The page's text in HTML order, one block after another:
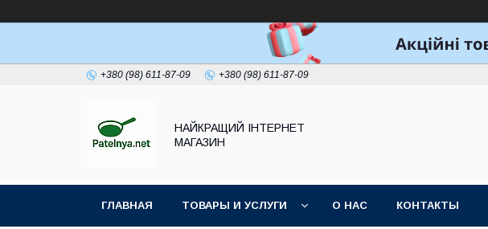
+380 (98) 611-87-09 +380 (98) 611-87-09
НАЙКРАЩИЙ ІНТЕРНЕТ
МАГАЗИН
ГЛАВНАЯ ТОВАРЫ И УСЛУГИ О НАС КОНТАКТЫ